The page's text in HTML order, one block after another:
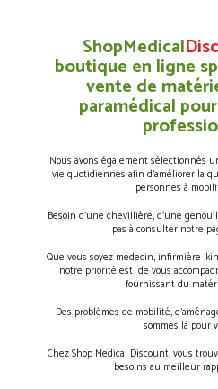
ShopMedical
boutique en ligne
vente de
paramédical
Nous avons également sélectionnés
vie quotidiennes afin d’améliorer la
personnes à
Besoin d’une chevillière, d’une
pas à consulter notre
Que vous soyez médecin, infirmière
notre priorité est de vous
fournissant du
Des problèmes de mobilité,
sommes là pour
Chez Shop Medical Discount, vous
besoins au meilleur